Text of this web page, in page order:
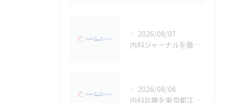
2026/08/07
内科ジャーナルを徹底比較インパクトファクターと投稿先の選び方最新ガイド
2026/08/06
内科診療を東京都江東区東雲で受ける際の比較ポイントと通いやすさ徹底解説